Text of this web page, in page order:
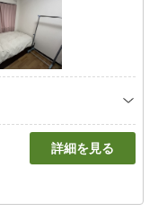
詳細を見る